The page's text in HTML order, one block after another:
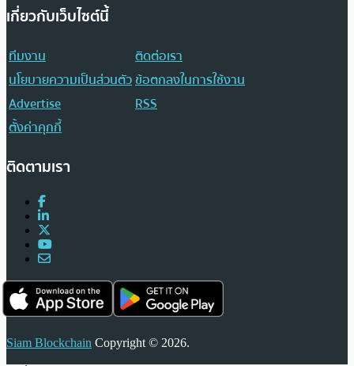
เกี่ยวกับเว็บไซต์นี้
ทีมงาน
ติดต่อเรา
นโยบายความเป็นส่วนตัวข้อตกลงในการใช้งาน
Advertise
RSS
ตั้งค่าคุกกี้
ติดตามเรา
Siam Blockchain Copyright © 2026.